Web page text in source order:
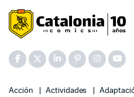
Acción Actividades